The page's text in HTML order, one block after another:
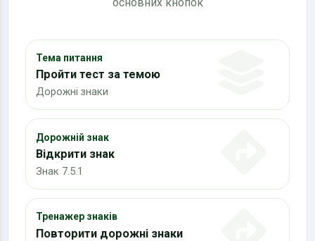
Тема питання
Пройти тест за темою
Дорожні знаки
Дорожній знак
Відкрити знак
Знак 7.5.1
Тренажер знаків
Повторити дорожні знаки